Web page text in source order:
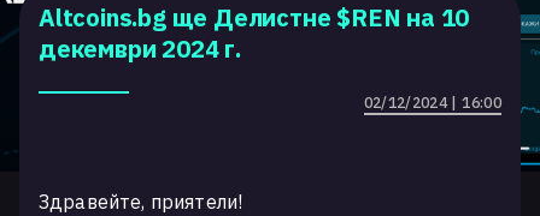
Altcoins.bg ще Делистне $REN на 10
декември 2024 г.
02/12/2024 | 16:00
Здравейте, приятели!